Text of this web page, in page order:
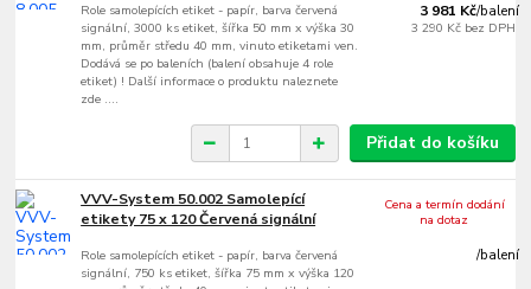
Role samolepících etiket - papír, barva červená
signální, 3000 ks etiket, šířka 50 mm x výška 30
mm, průměr středu 40 mm, vinuto etiketami ven.
Dodává se po baleních (balení obsahuje 4 role
etiket) ! Další informace o produktu naleznete
zde ....
3 981 Kč/balení
3 290 Kč bez DPH
Přidat do košíku
VVV-System 50.002 Samolepící
etikety 75 x 120 Červená signální
Role samolepících etiket - papír, barva červená
signální, 750 ks etiket, šířka 75 mm x výška 120
/balení
Cena a termín dodání
na dotaz